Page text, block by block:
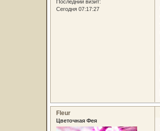
Последний визит:
Сегодня 07:17:27
Fleur
Цветочная Фея